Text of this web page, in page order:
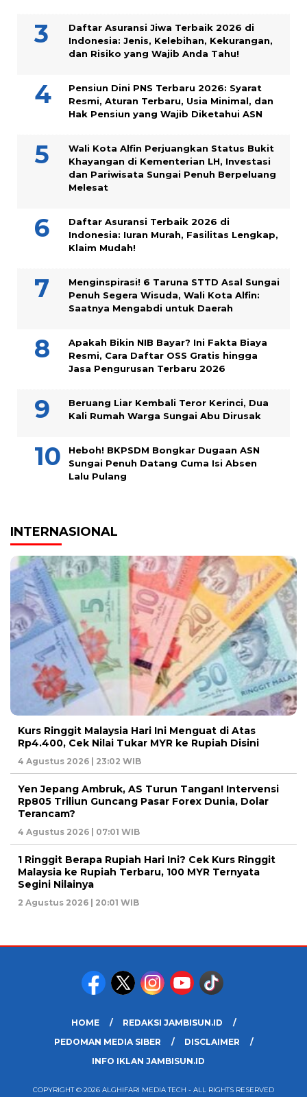
Daftar Asuransi Jiwa Terbaik 2026 di
Indonesia: Jenis, Kelebihan, Kekurangan,
dan Risiko yang Wajib Anda Tahu!
Pensiun Dini PNS Terbaru 2026: Syarat
Resmi, Aturan Terbaru, Usia Minimal, dan
Hak Pensiun yang Wajib Diketahui ASN
Wali Kota Alfin Perjuangkan Status Bukit
Khayangan di Kementerian LH, Investasi
dan Pariwisata Sungai Penuh Berpeluang
Melesat
Daftar Asuransi Terbaik 2026 di
Indonesia: Iuran Murah, Fasilitas Lengkap,
Klaim Mudah!
Menginspirasi! 6 Taruna STTD Asal Sungai
Penuh Segera Wisuda, Wali Kota Alfin:
Saatnya Mengabdi untuk Daerah
Apakah Bikin NIB Bayar? Ini Fakta Biaya
Resmi, Cara Daftar OSS Gratis hingga
Jasa Pengurusan Terbaru 2026
Beruang Liar Kembali Teror Kerinci, Dua
Kali Rumah Warga Sungai Abu Dirusak
Heboh! BKPSDM Bongkar Dugaan ASN
Sungai Penuh Datang Cuma Isi Absen
Lalu Pulang
INTERNASIONAL
Kurs Ringgit Malaysia Hari Ini Menguat di Atas
Rp4.400, Cek Nilai Tukar MYR ke Rupiah Disini
4 Agustus 2026 | 23:02 WIB
Yen Jepang Ambruk, AS Turun Tangan! Intervensi
Rp805 Triliun Guncang Pasar Forex Dunia, Dolar
Terancam?
4 Agustus 2026 | 07:01 WIB
1 Ringgit Berapa Rupiah Hari Ini? Cek Kurs Ringgit
Malaysia ke Rupiah Terbaru, 100 MYR Ternyata
Segini Nilainya
2 Agustus 2026 | 20:01 WIB
HOME
REDAKSI JAMBISUN.ID
PEDOMAN MEDIA SIBER
DISCLAIMER
INFO IKLAN JAMBISUN.ID
COPYRIGHT © 2026 ALGHIFARI MEDIA TECH - ALL RIGHTS RESERVED